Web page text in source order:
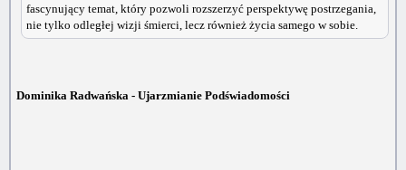
fascynujący temat, który pozwoli rozszerzyć perspektywę postrzegania,
nie tylko odległej wizji śmierci, lecz również życia samego w sobie.
Dominika Radwańska - Ujarzmianie Podświadomości